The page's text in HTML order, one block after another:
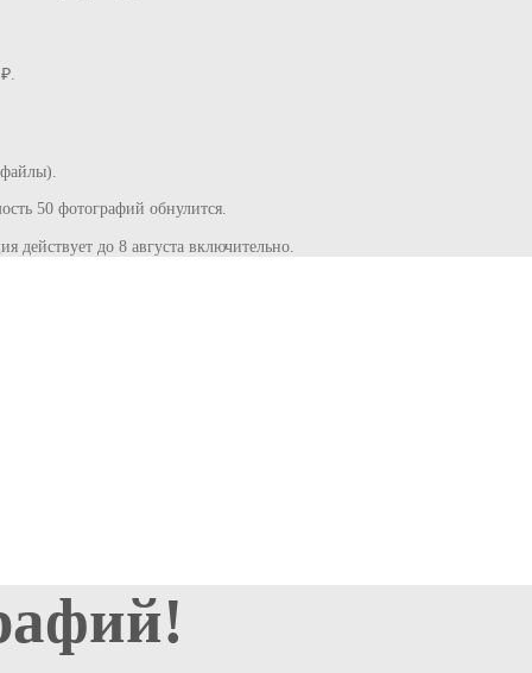
50 фотографий обнулится.
действует до 8 августа включительно.